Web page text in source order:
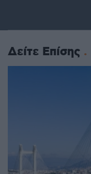
Δείτε Επίσης